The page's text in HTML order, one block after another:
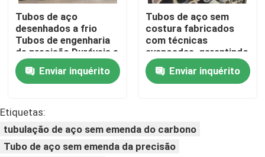
Bobina de aço de PPGI
Coil de aço carbono
Feixe do aço carbono H
Tubos de aço
desenhados a frio
Tubos de engenharia
de precisão Duráveis e
resistentes à
corrosão Adequados
para aplicações
Enviar inquérito
Tubos de aço sem
costura fabricados
com técnicas
avançadas, garantindo
longevidade e
confiabilidade em
ambientes agressivos
Enviar inquérito
Etiquetas:
tubulação de aço sem emenda do carbono
Tubo de aço sem emenda da precisão